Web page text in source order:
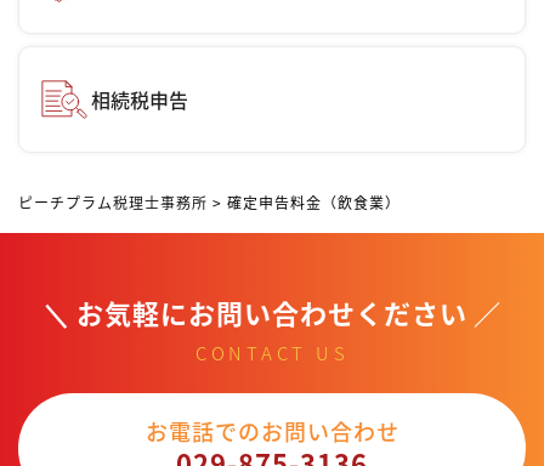
相続税申告
ピーチプラム税理士事務所 > 確定申告料金（飲食業）
お気軽にお問い合わせください
CONTACT US
お電話でのお問い合わせ